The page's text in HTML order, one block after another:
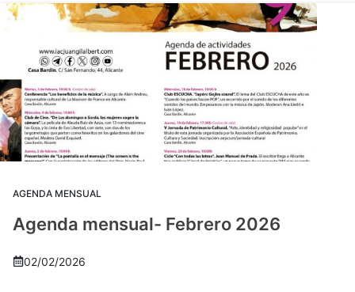
AGENDA MENSUAL
Agenda mensual- Febrero 2026
02/02/2026